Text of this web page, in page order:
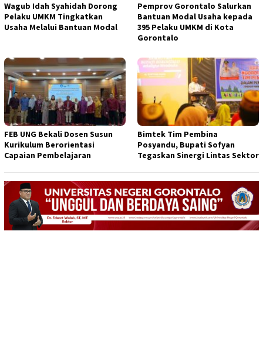
Wagub Idah Syahidah Dorong
Pelaku UMKM Tingkatkan
Usaha Melalui Bantuan Modal
Pemprov Gorontalo Salurkan
Bantuan Modal Usaha kepada
395 Pelaku UMKM di Kota
Gorontalo
FEB UNG Bekali Dosen Susun
Kurikulum Berorientasi
Capaian Pembelajaran
Bimtek Tim Pembina
Posyandu, Bupati Sofyan
Tegaskan Sinergi Lintas Sektor